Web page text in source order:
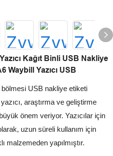
Kağıt Binli USB Nakliye
Waybill Yazıcı USB
bölmesi USB nakliye etiketi
araştırma ve geliştirme
önem veriyor. Yazıcılar için
uzun süreli kullanım için
malzemeden yapılmıştır.